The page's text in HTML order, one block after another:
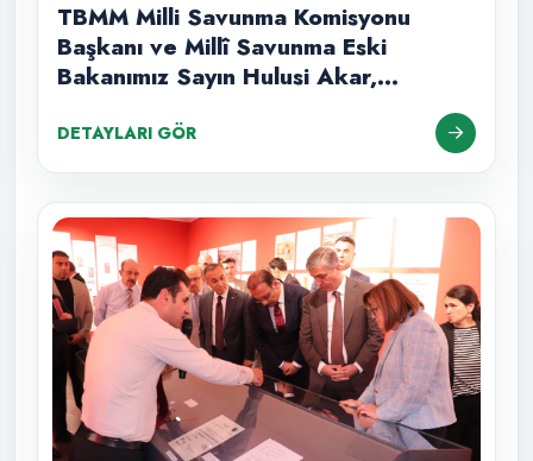
TBMM Milli Savunma Komisyonu
Başkanı ve Millî Savunma Eski
Bakanımız Sayın Hulusi Akar,
temsilcileriyle bir araya geldi.
DETAYLARI GÖR